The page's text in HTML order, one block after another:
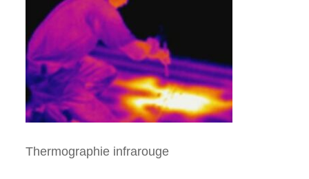
Thermographie infrarouge